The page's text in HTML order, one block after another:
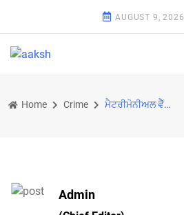
AUGUST 9, 2026
Home Crime ਮੈਟਰੀਮੋਨੀਅਲ ਵੈੱਬਸਾਈਟ `ਤੇ ਖੁਦ ਨੂੰ ਕਰੋੜਪਤੀ ਦੱਸ ਕੀਤਾ ਔਰਤ ਦਾ ਜਿਨਸੀ ਸ਼ੋਸ਼ਣ
Admin